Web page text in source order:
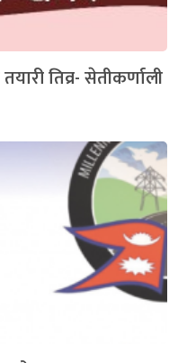
तिव्र- सेतीकर्णाली